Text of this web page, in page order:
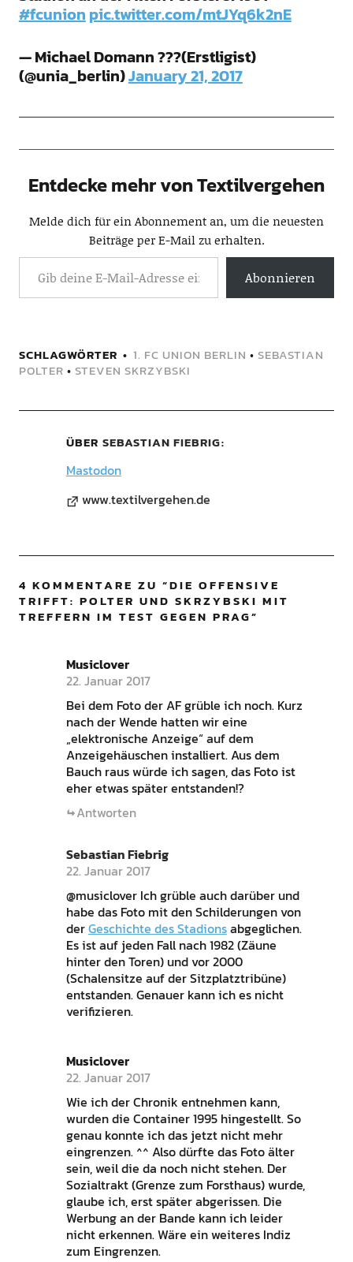
#fcunionpic.twitter.com/mtJYq6k2nE
— Michael Domann ???(Erstligist)
(@unia_berlin)January 21, 2017
Entdecke mehr von Textilvergehen
Melde dich für ein Abonnement an, um die neuesten
Beiträge per E-Mail zu erhalten.
Abonnieren
SCHLAGWÖRTER 1. FC UNION BERLIN • SEBASTIAN
POLTER • STEVEN SKRZYBSKI
ÜBER SEBASTIAN FIEBRIG
Mastodon
www.textilvergehen.de
4 KOMMENTARE ZU “DIE OFFENSIVE
TRIFFT: POLTER UND SKRZYBSKI MIT
TREFFERN IM TEST GEGEN PRAG”
Musiclover
22. Januar 2017
Bei dem Foto der AF grüble ich noch. Kurz
nach der Wende hatten wir eine
„elektronische Anzeige“ auf dem
Anzeigehäuschen installiert. Aus dem
Bauch raus würde ich sagen, das Foto ist
eher etwas später entstanden!?
Antworten
Sebastian Fiebrig
22. Januar 2017
@musiclover Ich grüble auch darüber und
habe das Foto mit den Schilderungen von
derGeschichte des Stadionsabgeglichen.
Es ist auf jeden Fall nach 1982 (Zäune
hinter den Toren) und vor 2000
(Schalensitze auf der Sitzplatztribüne)
entstanden. Genauer kann ich es nicht
verifizieren.
Musiclover
22. Januar 2017
Wie ich der Chronik entnehmen kann,
wurden die Container 1995 hingestellt. So
genau konnte ich das jetzt nicht mehr
eingrenzen. ^^ Also dürfte das Foto älter
sein, weil die da noch nicht stehen. Der
Sozialtrakt (Grenze zum Forsthaus) wurde,
glaube ich, erst später abgerissen. Die
Werbung an der Bande kann ich leider
nicht erkennen. Wäre ein weiteres Indiz
zum Eingrenzen.